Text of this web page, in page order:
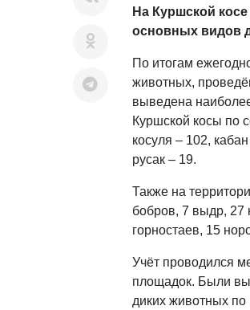
На Куршской
основных видов
По итогам
животных,
выведена
Куршской косы по
косуля – 102,
русак – 19.
Также на
бобров, 7 выдр, 27
горностаев, 15
Учёт проводился
площадок. Были
диких животных по